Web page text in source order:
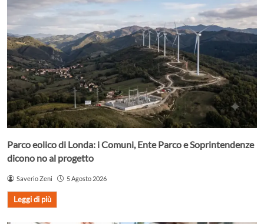
Parco eolico di Londa: i Comuni, Ente Parco e Soprintendenze
dicono no al progetto
Saverio Zeni 5 Agosto 2026
Leggi di più